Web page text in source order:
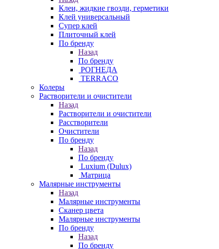
Клеи, жидкие гвозди, герметики
Клей универсальный
Супер клей
Плиточный клей
По бренду
Назад
По бренду
РОГНЕДА
TERRACO
Колеры
Растворители и очистители
Назад
Растворители и очистители
Расстворители
Очистители
По бренду
Назад
По бренду
Luxium (Dulux)
Матрица
Малярные инструменты
Назад
Малярные инструменты
Сканер цвета
Малярные инструменты
По бренду
Назад
По бренду